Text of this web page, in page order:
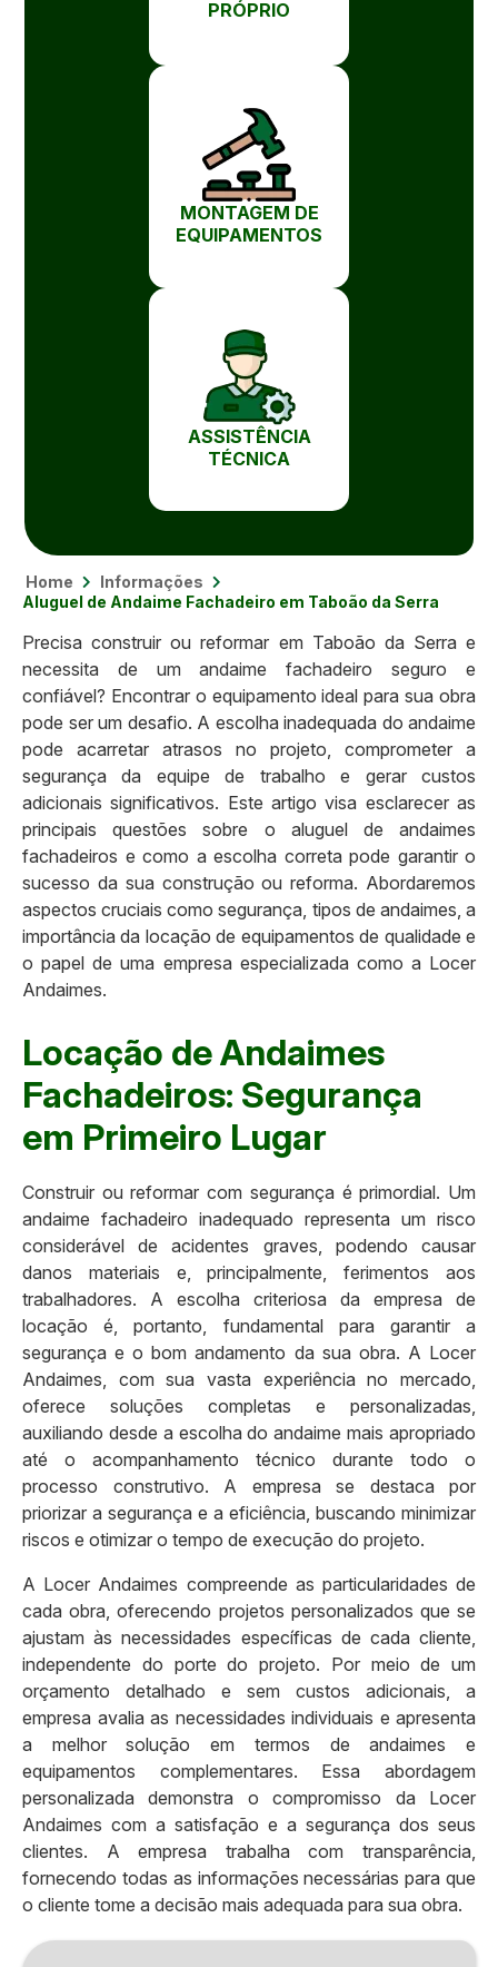
PRÓPRIO
MONTAGEM DE
EQUIPAMENTOS
ASSISTÊNCIA
TÉCNICA
Home
Informações
Aluguel de Andaime Fachadeiro em Taboão da Serra
Precisa construir ou reformar em Taboão da Serra e
necessita de um andaime fachadeiro seguro e
confiável? Encontrar o equipamento ideal para sua obra
pode ser um desafio. A escolha inadequada do andaime
pode acarretar atrasos no projeto, comprometer a
segurança da equipe de trabalho e gerar custos
adicionais significativos. Este artigo visa esclarecer as
principais questões sobre o aluguel de andaimes
fachadeiros e como a escolha correta pode garantir o
sucesso da sua construção ou reforma. Abordaremos
aspectos cruciais como segurança, tipos de andaimes, a
importância da locação de equipamentos de qualidade e
o papel de uma empresa especializada como a Locer
Andaimes.
Locação de Andaimes
Fachadeiros: Segurança
em Primeiro Lugar
Construir ou reformar com segurança é primordial. Um
andaime fachadeiro inadequado representa um risco
considerável de acidentes graves, podendo causar
danos materiais e, principalmente, ferimentos aos
trabalhadores. A escolha criteriosa da empresa de
locação é, portanto, fundamental para garantir a
segurança e o bom andamento da sua obra. A Locer
Andaimes, com sua vasta experiência no mercado,
oferece soluções completas e personalizadas,
auxiliando desde a escolha do andaime mais apropriado
até o acompanhamento técnico durante todo o
processo construtivo. A empresa se destaca por
priorizar a segurança e a eficiência, buscando minimizar
riscos e otimizar o tempo de execução do projeto.
A Locer Andaimes compreende as particularidades de
cada obra, oferecendo projetos personalizados que se
ajustam às necessidades específicas de cada cliente,
independente do porte do projeto. Por meio de um
orçamento detalhado e sem custos adicionais, a
empresa avalia as necessidades individuais e apresenta
a melhor solução em termos de andaimes e
equipamentos complementares. Essa abordagem
personalizada demonstra o compromisso da Locer
Andaimes com a satisfação e a segurança dos seus
clientes. A empresa trabalha com transparência,
fornecendo todas as informações necessárias para que
o cliente tome a decisão mais adequada para sua obra.